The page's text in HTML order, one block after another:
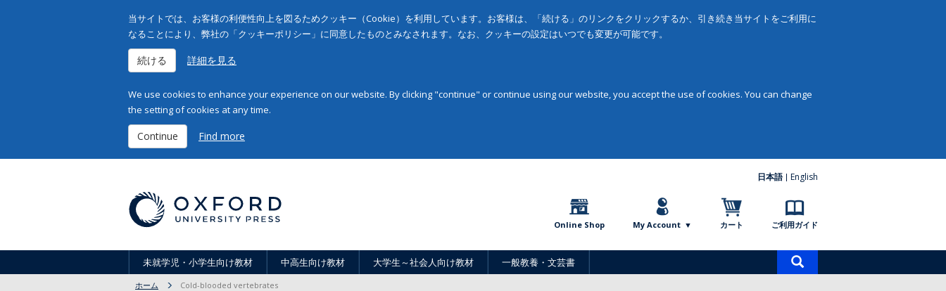
当サイトでは、お客様の利便性向上を図るためクッキー（Cookie）を利用しています。お客様は、「続ける」のリンクをクリックするか、引き続き当サイトをご利用に
なることにより、弊社の「クッキーポリシー」に同意したものとみなされます。なお、クッキーの設定はいつでも変更が可能です。
続ける 詳細を見る
We use cookies to enhance your experience on our website. By clicking "continue" or continue using our website, you accept the use of cookies. You can change
the setting of cookies at any time.
Continue Find more
日本語 English
Online Shop My Account カート ご利用ガイド
未就学児・小学生向け教材 中高生向け教材 大学生～社会人向け教材 一般教養・文芸書
ホーム Cold-blooded vertebrates